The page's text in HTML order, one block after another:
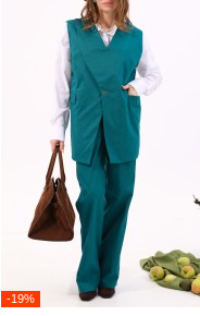
-19%